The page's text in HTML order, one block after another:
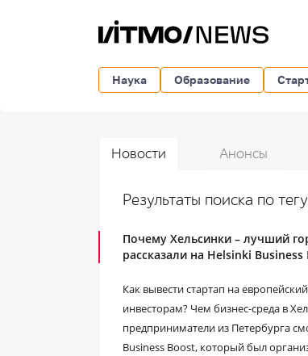
Наука Образование
Новости Анонсы
Результаты поиска по
Почему Хельсинки – лучший
рассказали на Helsinki Business
Как вывести стартап на
инвесторам? Чем бизнес-среда в
предприниматели из Петербурга
Business Boost, который был